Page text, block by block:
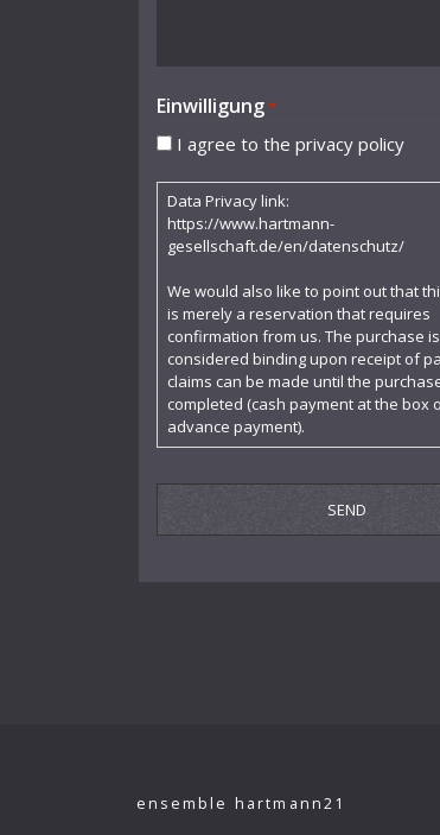
Donderer Georg
Dubs Hermann
Durme Jef van
Dusolina Giannini
Egk Werner
Enescu George
Felicie Hüni-Mihacsek
Feuermann Emanuel
Finke Fidelio
Hartmann Richard
Einwilligung*
I agree to the privacy policy
Data Privacy link:
https://www.hartmann-
gesellschaft.de/en/datenschutz/
We would also like to point out that
is merely a reservation that requires
confirmation from us. The purchase
considered binding upon receipt of
claims can be made until the
completed (cash payment at the box
advance payment).
ensemble hartmann21